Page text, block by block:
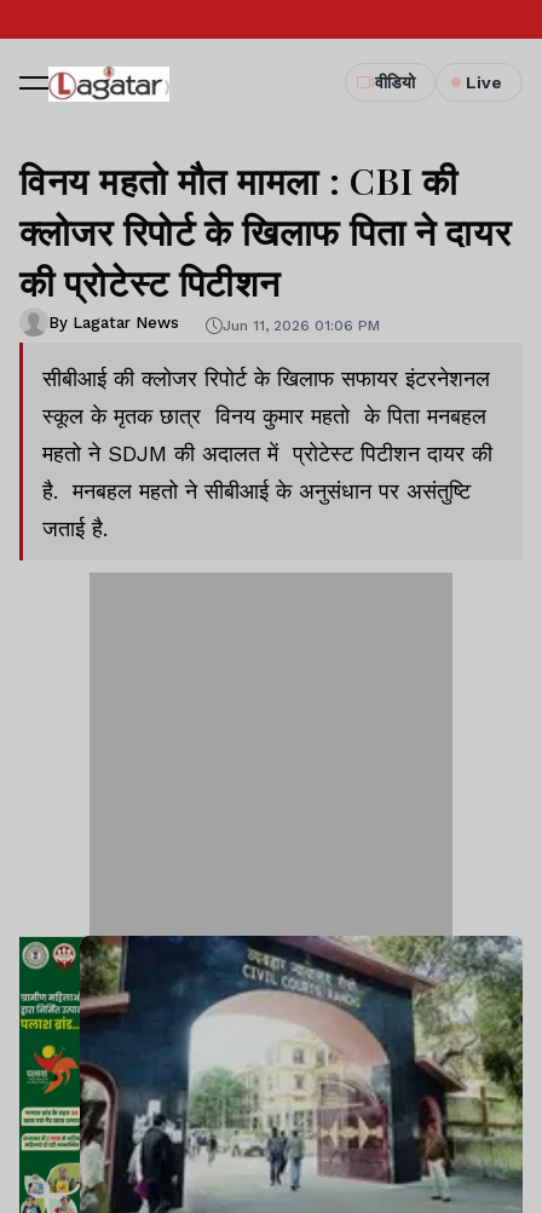
वीडियो Live
विनय महतो मौत मामला : CBI की
क्लोजर रिपोर्ट के खिलाफ पिता ने दायर
की प्रोटेस्ट पिटीशन
By Lagatar News Jun 11, 2026 01:06 PM
सीबीआई की क्लोजर रिपोर्ट के खिलाफ सफायर इंटरनेशनल
स्कूल के मृतक छात्र विनय कुमार महतो के पिता मनबहल
महतो ने SDJM की अदालत में प्रोटेस्ट पिटीशन दायर की
है. मनबहल महतो ने सीबीआई के अनुसंधान पर असंतुष्टि
जताई है.